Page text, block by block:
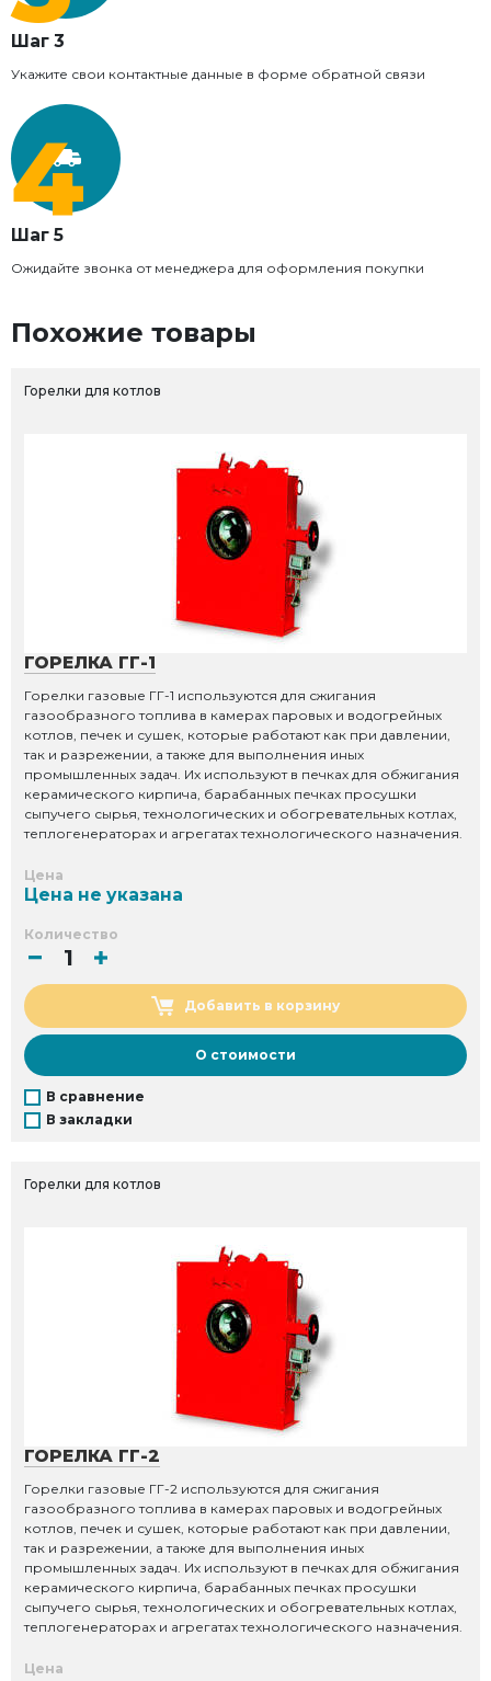
Шаг 3
Укажите свои контактные данные в форме обратной связи
Шаг 5
Ожидайте звонка от менеджера для оформления покупки
Похожие товары
Горелки для котлов
ГОРЕЛКА ГГ-1
Горелки газовые ГГ-1 используются для сжигания
газообразного топлива в камерах паровых и водогрейных
котлов, печек и сушек, которые работают как при давлении,
так и разрежении, а также для выполнения иных
промышленных задач. Их используют в печках для обжигания
керамического кирпича, барабанных печках просушки
сыпучего сырья, технологических и обогревательных котлах,
теплогенераторах и агрегатах технологического назначения.
Цена
Цена не указана
Количество
Добавить в корзину
О стоимости
В сравнение
В закладки
Горелки для котлов
ГОРЕЛКА ГГ-2
Горелки газовые ГГ-2 используются для сжигания
газообразного топлива в камерах паровых и водогрейных
котлов, печек и сушек, которые работают как при давлении,
так и разрежении, а также для выполнения иных
промышленных задач. Их используют в печках для обжигания
керамического кирпича, барабанных печках просушки
сыпучего сырья, технологических и обогревательных котлах,
теплогенераторах и агрегатах технологического назначения.
Цена